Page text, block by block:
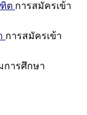
ต การสมัครเข้า
การสมัครเข้า
การศึกษา